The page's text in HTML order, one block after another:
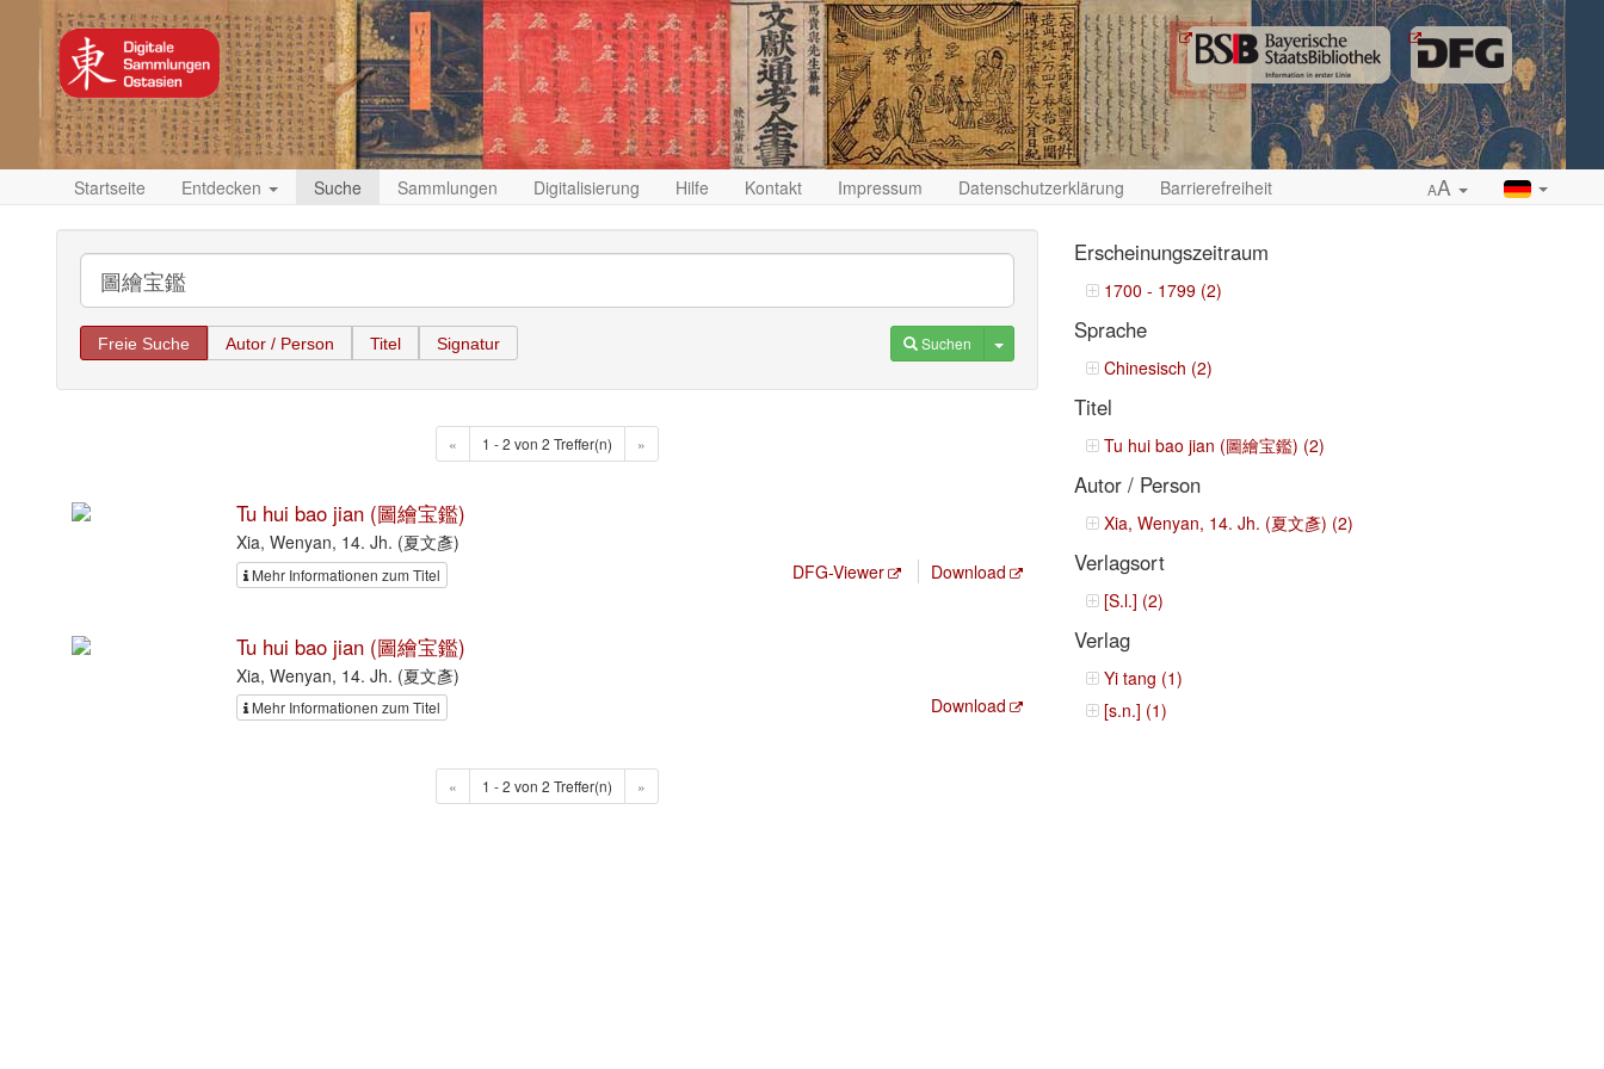
Startseite Entdecken Suche Sammlungen Digitalisierung Hilfe Kontakt Impressum Datenschutzerklärung Barrierefreiheit AA
Freie Suche Autor / Person Titel Signatur Suchen Toggle Dropdown
« 1 - 2 von 2 Treffer(n) »
Tu hui bao jian (圖繪宝鑑)
Xia, Wenyan, 14. Jh. (夏文彥)
Mehr Informationen zum Titel DFG-Viewer Download
Tu hui bao jian (圖繪宝鑑)
Xia, Wenyan, 14. Jh. (夏文彥)
Mehr Informationen zum Titel Download
« 1 - 2 von 2 Treffer(n) »
Erscheinungszeitraum
1700 - 1799 (2)
Sprache
Chinesisch (2)
Titel
Tu hui bao jian (圖繪宝鑑) (2)
Autor / Person
Xia, Wenyan, 14. Jh. (夏文彥) (2)
Verlagsort
[S.l.] (2)
Verlag
Yi tang (1)
[s.n.] (1)